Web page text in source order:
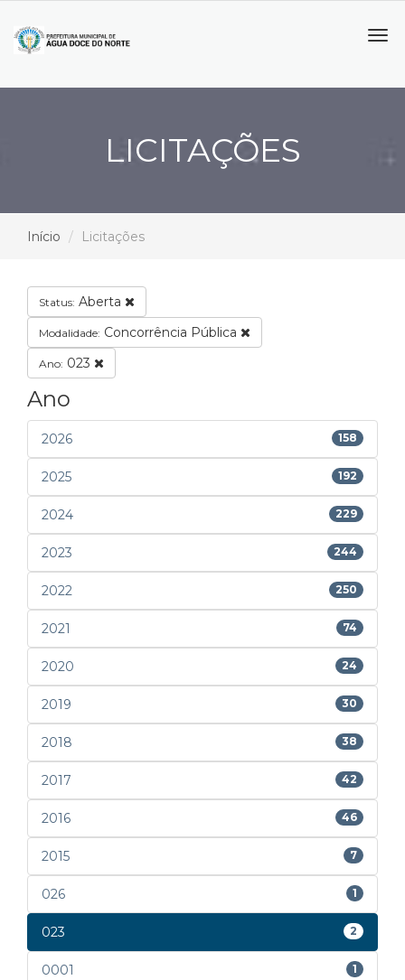
LICITAÇÕES
Início Licitações
Status: Aberta
Modalidade: Concorrência Pública
Ano: 023
Ano
2026 158
2025 192
2024 229
2023 244
2022 250
2021 74
2020 24
2019 30
2018 38
2017 42
2016 46
2015 7
026 1
023 2
0001 1